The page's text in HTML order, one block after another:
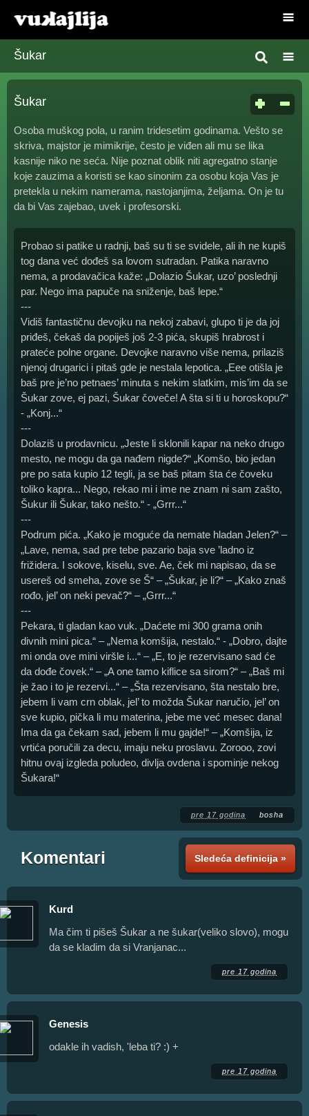
Šukar
Šukar
Osoba muškog pola, u ranim tridesetim godinama. Vešto se
skriva, majstor je mimikrije, često je viđen ali mu se lika
kasnije niko ne seća. Nije poznat oblik niti agregatno stanje
koje zauzima a koristi se kao sinonim za osobu koja Vas je
pretekla u nekim namerama, nastojanjima, željama. On je tu
da bi Vas zajebao, uvek i profesorski.
Probao si patike u radnji, baš su ti se svidele, ali ih ne kupiš
tog dana već dođeš sa lovom sutradan. Patika naravno
nema, a prodavačica kaže: „Dolazio Šukar, uzo’ poslednji
par. Nego ima papuče na sniženje, baš lepe.“
---
Vidiš fantastičnu devojku na nekoj zabavi, glupo ti je da joj
priđeš, čekaš da popiješ još 2-3 pića, skupiš hrabrost i
prateće polne organe. Devojke naravno više nema, prilaziš
njenoj drugarici i pitaš gde je nestala lepotica. „Eee otišla je
baš pre je’no petnaes’ minuta s nekim slatkim, mis’im da se
Šukar zove, ej pazi, Šukar čoveče! A šta si ti u horoskopu?“
- „Konj...“
---
Dolaziš u prodavnicu. „Jeste li sklonili kapar na neko drugo
mesto, ne mogu da ga nađem nigde?“ „Komšo, bio jedan
pre po sata kupio 12 tegli, ja se baš pitam šta će čoveku
toliko kapra... Nego, rekao mi i ime ne znam ni sam zašto,
Šukur ili Šukar, tako nešto.“ - „Grrr...“
---
Podrum pića. „Kako je moguće da nemate hladan Jelen?“ –
„Lave, nema, sad pre tebe pazario baja sve ’ladno iz
frižidera. I sokove, kiselu, sve. Ae, ček mi napisao, da se
usereš od smeha, zove se Š“ – „Šukar, je li?“ – „Kako znaš
rođo, jel’ on neki pevač?“ – „Grrr...“
---
Pekara, ti gladan kao vuk. „Daćete mi 300 grama onih
divnih mini pica.“ – „Nema komšija, nestalo.“ - „Dobro, dajte
mi onda ove mini viršle i...“ – „E, to je rezervisano sad će
da dođe čovek.“ – „A one tamo kiflice sa sirom?“ – „Baš mi
je žao i to je rezervi...“ – „Šta rezervisano, šta nestalo bre,
jebem li vam crn oblak, jel’ to možda Šukar naručio, jel’ on
sve kupio, pička li mu materina, jebe me već mesec dana!
Ima da ga čekam sad, jebem li mu gajde!“ – „Komšija, iz
vrtića poručili za decu, imaju neku proslavu. Zorooo, zovi
hitnu ovaj izgleda poludeo, divlja ovdena i spominje nekog
Šukara!“
pre 17 godina bosha
Sledeća definicija »
Komentari
Kurd
Ma čim ti pišeš Šukar a ne šukar(veliko slovo), mogu
da se kladim da si Vranjanac...
pre 17 godina
Genesis
odakle ih vadish, 'leba ti? :) +
pre 17 godina